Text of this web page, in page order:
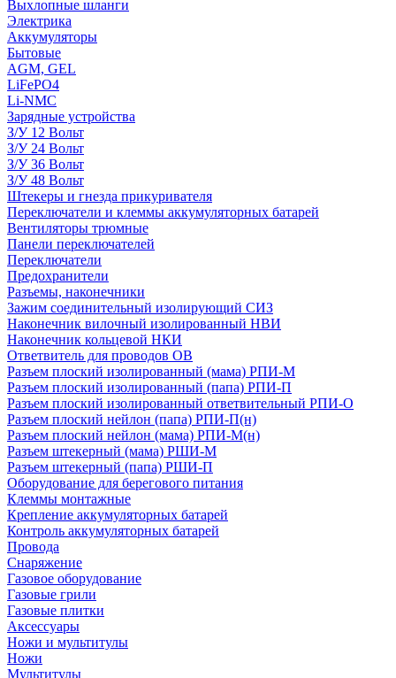
Выхлопные шланги
Электрика
Аккумуляторы
Бытовые
AGM, GEL
LiFePO4
Li-NMC
Зарядные устройства
З/У 12 Вольт
З/У 24 Вольт
З/У 36 Вольт
З/У 48 Вольт
Штекеры и гнезда прикуривателя
Переключатели и клеммы аккумуляторных батарей
Вентиляторы трюмные
Панели переключателей
Переключатели
Предохранители
Разъемы, наконечники
Зажим соединительный изолирующий СИЗ
Наконечник вилочный изолированный НВИ
Наконечник кольцевой НКИ
Ответвитель для проводов ОВ
Разъем плоский изолированный (мама) РПИ-М
Разъем плоский изолированный (папа) РПИ-П
Разъем плоский изолированный ответвительный РПИ-О
Разъем плоский нейлон (папа) РПИ-П(н)
Разъем плоский нейлон (мама) РПИ-М(н)
Разъем штекерный (мама) РШИ-М
Разъем штекерный (папа) РШИ-П
Оборудование для берегового питания
Клеммы монтажные
Крепление аккумуляторных батарей
Контроль аккумуляторных батарей
Провода
Снаряжение
Газовое оборудование
Газовые грили
Газовые плитки
Аксессуары
Ножи и мультитулы
Ножи
Мультитулы